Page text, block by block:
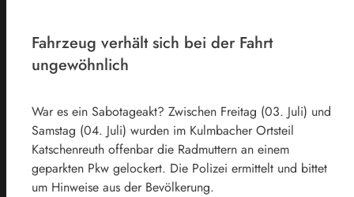
Fahrzeug verhält sich bei der Fahrt
ungewöhnlich
War es ein Sabotageakt? Zwischen Freitag (03. Juli) und
Samstag (04. Juli) wurden im Kulmbacher Ortsteil
Katschenreuth offenbar die Radmuttern an einem
geparkten Pkw gelockert. Die Polizei ermittelt und bittet
um Hinweise aus der Bevölkerung.